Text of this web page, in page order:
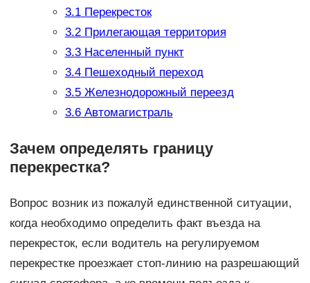
3.1Перекресток
3.2Прилегающая территория
3.3Населенный пункт
3.4Пешеходный переход
3.5Железнодорожный переезд
3.6Автомагистраль
Зачем определять границу
перекрестка?
Вопрос возник из пожалуй единственной ситуации,
когда необходимо определить факт въезда на
перекресток, если водитель на регулируемом
перекрестке проезжает стоп-линию на разрешающий